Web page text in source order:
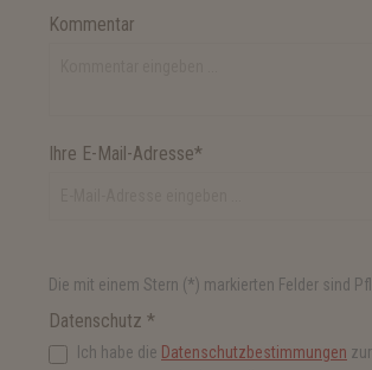
Kommentar
Ihre E-Mail-Adresse*
Die mit einem Stern (*) markierten Felder sind
Datenschutz *
Ich habe die Datenschutzbestimmungen